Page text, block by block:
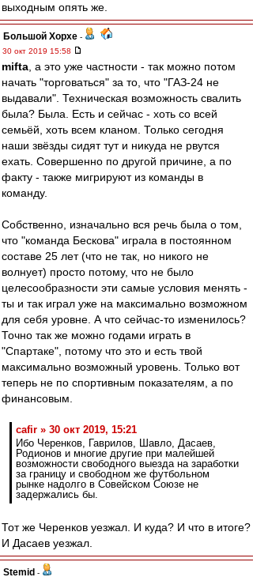
выходным опять же.
Большой Хорхе -
30 окт 2019 15:58
mifta , а это уже частности - так можно потом
начать "торговаться" за то, что "ГАЗ-24 не
выдавали". Техническая возможность свалить
была? Была. Есть и сейчас - хоть со всей
семьёй, хоть всем кланом. Только сегодня
наши звёзды сидят тут и никуда не рвутся
ехать. Совершенно по другой причине, а по
факту - также мигрируют из команды в
команду.
Собственно, изначально вся речь была о том,
что "команда Бескова" играла в постоянном
составе 25 лет (что не так, но никого не
волнует) просто потому, что не было
целесообразности эти самые условия менять -
ты и так играл уже на максимально возможном
для себя уровне. А что сейчас-то изменилось?
Точно так же можно годами играть в
"Спартаке", потому что это и есть твой
максимально возможный уровень. Только вот
теперь не по спортивным показателям, а по
финансовым.
cafir » 30 окт 2019, 15:21
Ибо Черенков, Гаврилов, Шавло, Дасаев,
Родионов и многие другие при малейшей
возможности свободного выезда на заработки
за границу и свободном же футбольном
рынке надолго в Совейском Союзе не
задержались бы.
Тот же Черенков уезжал. И куда? И что в итоге?
И Дасаев уезжал.
Stemid -